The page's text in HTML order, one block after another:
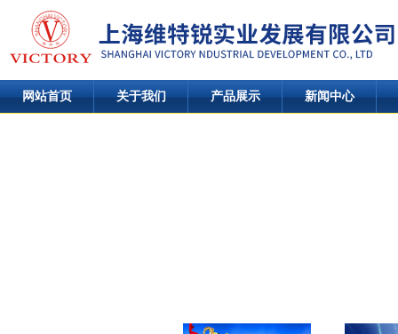
网站首页 关于我们 产品展示 新闻中心